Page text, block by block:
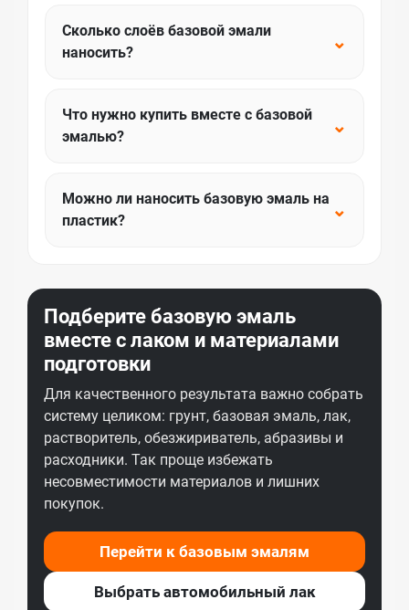
Сколько слоёв базовой эмали
наносить?
⌄
Что нужно купить вместе с базовой
эмалью?
⌄
Можно ли наносить базовую эмаль на
пластик?
⌄
Подберите базовую эмаль
вместе с лаком и материалами
подготовки
Для качественного результата важно собрать
систему целиком: грунт, базовая эмаль, лак,
растворитель, обезжириватель, абразивы и
расходники. Так проще избежать
несовместимости материалов и лишних
покупок.
Перейти к базовым эмалям
Выбрать автомобильный лак